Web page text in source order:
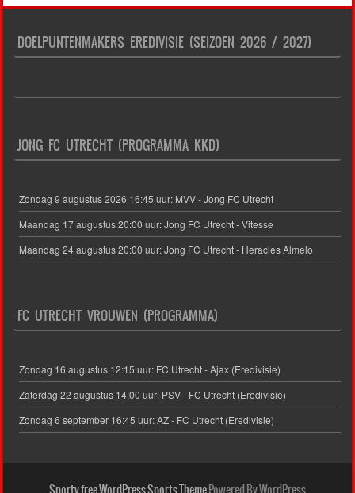
DOELPUNTENMAKERS EREDIVISIE (SEIZOEN 2026 / 2027)
JONG FC UTRECHT (PROGRAMMA KKD)
Zondag 9 augustus 2026 16:45 uur: MVV - Jong FC Utrecht
Maandag 17 augustus 20:00 uur: Jong FC Utrecht - Vitesse
Maandag 24 augustus 20:00 uur: Jong FC Utrecht - Heracles Almelo
FC UTRECHT VROUWEN (PROGRAMMA)
Zondag 16 augustus 12:15 uur: FC Utrecht - Ajax (Eredivisie)
Zaterdag 22 augustus 14:00 uur: PSV - FC Utrecht (Eredivisie)
Zondag 6 september 16:45 uur: AZ - FC Utrecht (Eredivisie)